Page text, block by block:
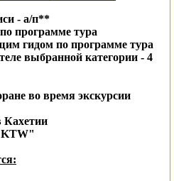
- а/п**
программе тура
гидом по программе тура
выбранной категории - 4
во время экскурсии
Кахетии
KTW"